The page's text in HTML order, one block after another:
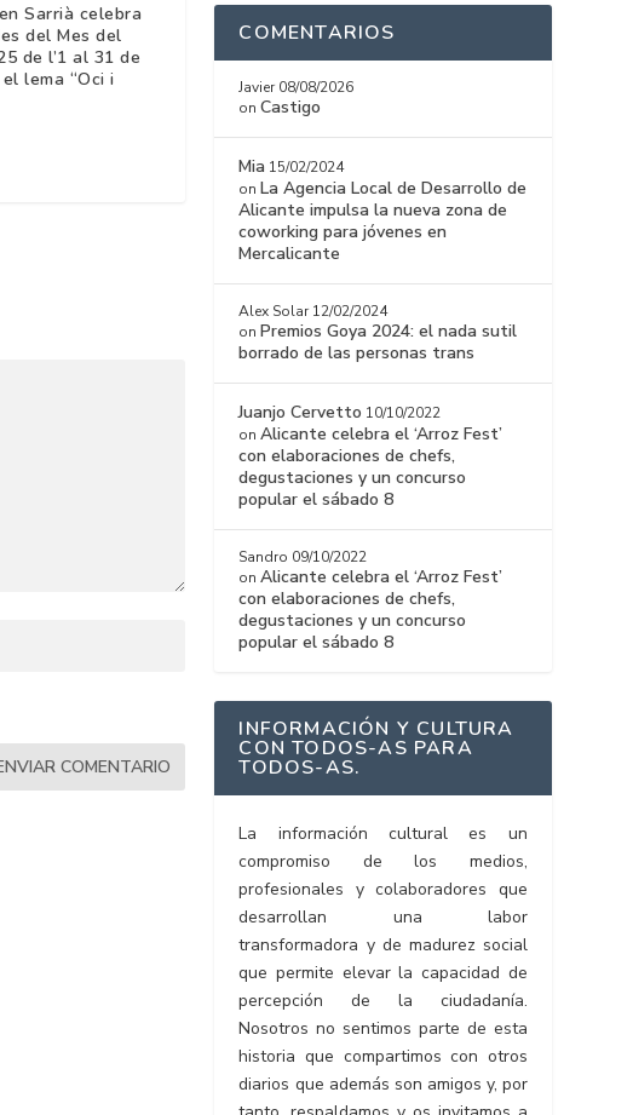
Sarrià celebra
del Mes del
de l’1 al 31 de
lema “Oci i
COMENTARIOS
Javier 08/08/2026
onCastigo
Mia 15/02/2024
on La Agencia Local de Desarrollo de
Alicante impulsa la nueva zona de
coworking para jóvenes en
Mercalicante
Alex Solar 12/02/2024
on Premios Goya 2024: el nada sutil
borrado de las personas trans
Juanjo Cervetto 10/10/2022
onAlicante celebra el ‘Arroz Fest’
con elaboraciones de chefs,
degustaciones y un concurso
popular el sábado 8
Sandro 09/10/2022
onAlicante celebra el ‘Arroz Fest’
con elaboraciones de chefs,
degustaciones y un concurso
popular el sábado 8
INFORMACIÓN Y CULTURA
CON TODOS-AS PARA
TODOS-AS.
La información cultural es un
compromiso de los medios,
profesionales y colaboradores que
desarrollan una labor
transformadora y de madurez social
que permite elevar la capacidad de
percepción de la ciudadanía.
Nosotros no sentimos parte de esta
historia que compartimos con otros
diarios que además son amigos y, por